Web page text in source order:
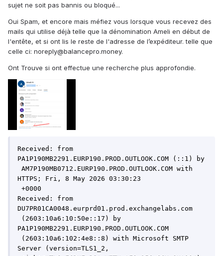
sujet ne soit pas bannis ou bloqué...
Oui Spam, et encore mais méfiez vous lorsque vous recevez des
mails qui utilise déjà telle que la dénomination Ameli en début de
l'entête, et si ont lis le reste de l'adresse de l’expéditeur. telle que
celle ci: noreply@balancepro.money.
Ont Trouve si ont effectue une recherche plus approfondie.
Received: from
PA1P190MB2291.EURP190.PROD.OUTLOOK.COM (::1) by
HTTPS; Fri, 8 May 2026 03:30:23
Received: from
DU7PR01CA0048.eurprd01.prod.exchangelabs.com
PA1P190MB2291.EURP190.PROD.OUTLOOK.COM
Server (version=TLS1_2,